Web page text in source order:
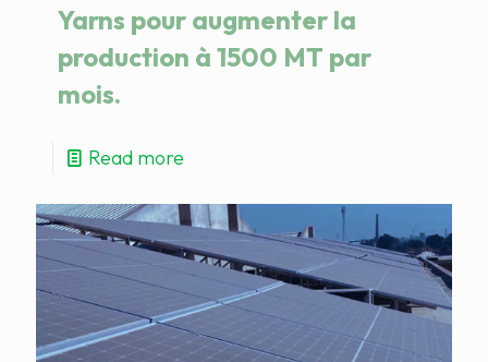
Yarns pour augmenter la
production à 1500 MT par
mois.
Read more